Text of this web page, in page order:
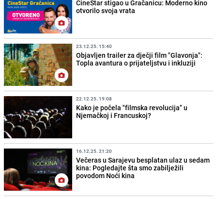
CineStar stigao u Gračanicu: Moderno kino
otvorilo svoja vrata
23.12.25. 15:40
Objavljen trailer za dječji film "Glavonja":
Topla avantura o prijateljstvu i inkluziji
22.12.25. 19:08
Kako je počela "filmska revolucija" u
Njemačkoj i Francuskoj?
16.12.25. 21:20
Večeras u Sarajevu besplatan ulaz u sedam
kina: Pogledajte šta smo zabilježili
povodom Noći kina